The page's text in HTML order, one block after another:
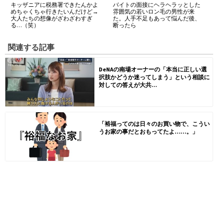
キッザニアに税務署できたんかよ
めちゃくちゃ行きたいんだけど→
大人たちの想像がざわざわすぎ
る…（笑）
バイトの面接にヘラヘラッとした
雰囲気の若いロン毛の男性が来
た。人手不足もあって悩んだ後、
断ったら
関連する記事
DeNAの南場オーナーの「本当に正しい選
択肢かどうか迷ってしまう」という相談に
対しての答えが大共...
「裕福ってのは日々のお買い物で、こうい
うお家の事だとおもってたよ……。」